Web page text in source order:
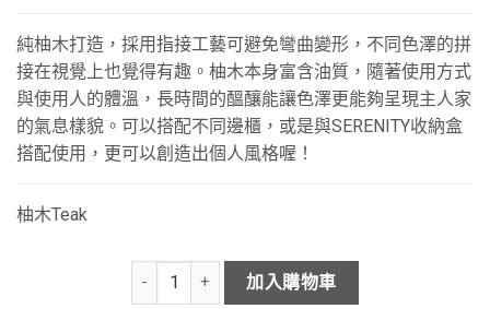
純柚木打造，採用指接工藝可避免彎曲變形，不同色澤的拼
接在視覺上也覺得有趣。柚木本身富含油質，隨著使用方式
與使用人的體溫，長時間的醞釀能讓色澤更能夠呈現主人家
的氣息樣貌。可以搭配不同邊櫃，或是與SERENITY收納盒
搭配使用，更可以創造出個人風格喔！
柚木Teak
加入購物車